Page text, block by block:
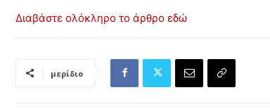
Διαβάστε ολόκληρο το άρθρο εδώ
μερίδιο